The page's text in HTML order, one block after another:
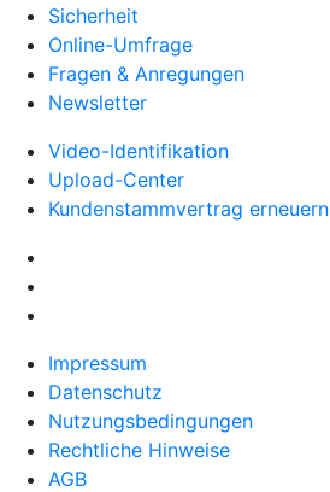
Sicherheit
Online-Umfrage
Fragen & Anregungen
Newsletter
Video-Identifikation
Upload-Center
Kundenstammvertrag erneuern
Impressum
Datenschutz
Nutzungsbedingungen
Rechtliche Hinweise
AGB